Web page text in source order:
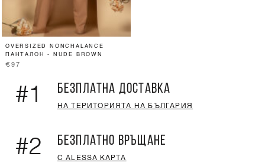
OVERSIZED NONCHALANCE
ПАНТАЛОН - NUDE BROWN
€97
#1 БЕЗПЛАТНА ДОСТАВКА
НА ТЕРИТОРИЯТА НА БЪЛГАРИЯ
#2 БЕЗПЛАТНО ВРЪЩАНЕ
С ALESSA КАРТА